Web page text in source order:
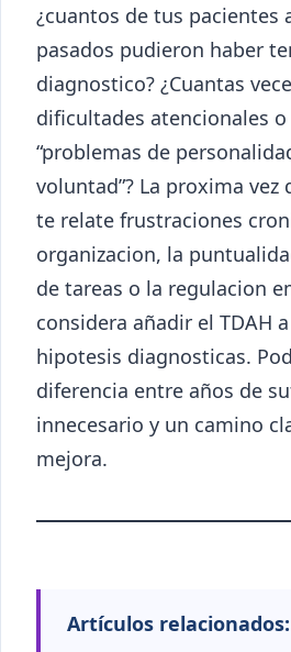
¿cuantos de tus pacientes
pasados pudieron haber
diagnostico? ¿Cuantas
dificultades atencionales
“problemas de
voluntad”? La proxima vez
te relate frustraciones
organizacion, la
de tareas o la regulacion
considera añadir el TDAH
hipotesis diagnosticas.
diferencia entre años de
innecesario y un camino
mejora.
Artículos relacionados: